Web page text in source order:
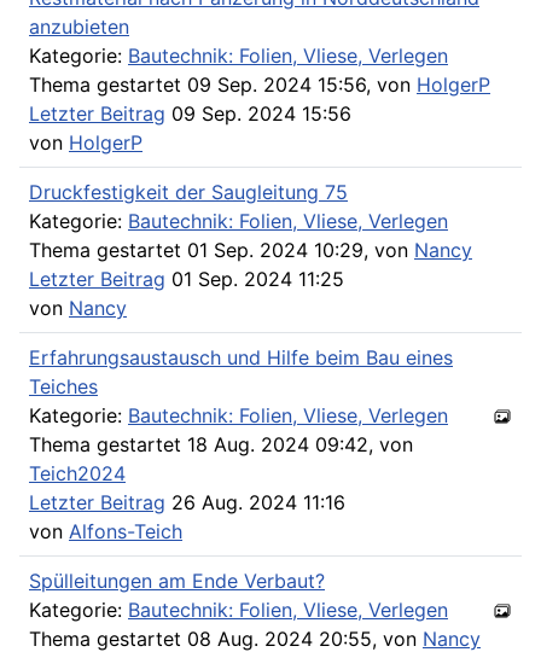
anzubieten
Kategorie: Bautechnik: Folien, Vliese, Verlegen
Thema gestartet 09 Sep. 2024 15:56, von HolgerP
Letzter Beitrag 09 Sep. 2024 15:56
von HolgerP
Druckfestigkeit der Saugleitung 75
Kategorie: Bautechnik: Folien, Vliese, Verlegen
Thema gestartet 01 Sep. 2024 10:29, von Nancy
Letzter Beitrag 01 Sep. 2024 11:25
von Nancy
Erfahrungsaustausch und Hilfe beim Bau eines
Teiches
Kategorie: Bautechnik: Folien, Vliese, Verlegen
Thema gestartet 18 Aug. 2024 09:42, von
Teich2024
Letzter Beitrag 26 Aug. 2024 11:16
von Alfons-Teich
Spülleitungen am Ende Verbaut?
Kategorie: Bautechnik: Folien, Vliese, Verlegen
Thema gestartet 08 Aug. 2024 20:55, von Nancy